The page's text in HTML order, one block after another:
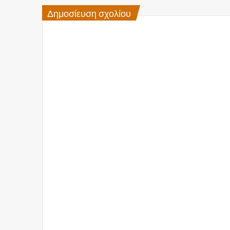
Δημοσίευση σχολίου